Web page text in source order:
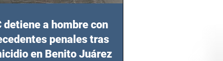
detiene a hombre con
penales tras
en Benito Juárez